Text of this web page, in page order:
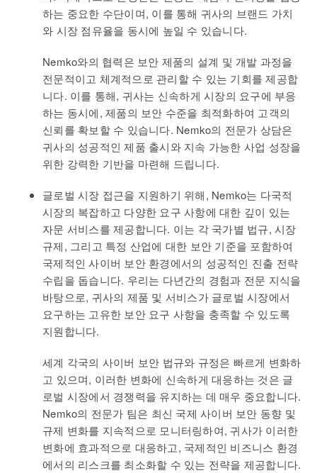
하는 중요한 수단이며, 이를 통해 귀사의 브랜드 가치
와 시장 점유율을 동시에 높일 수 있습니다.
Nemko와의 협력은 보안 제품의 설계 및 개발 과정을
전문적이고 체계적으로 관리할 수 있는 기회를 제공합
니다. 이를 통해, 귀사는 신속하게 시장의 요구에 부응
하는 동시에, 제품의 보안 수준을 최적화하여 고객의
신뢰를 확보할 수 있습니다. Nemko의 전문가 상담은
귀사의 성공적인 제품 출시와 지속 가능한 사업 성장을
위한 강력한 기반을 마련해 드립니다.
글로벌 시장 접근을 지원하기 위해, Nemko는 다국적
시장의 복잡하고 다양한 요구 사항에 대한 깊이 있는
자문 서비스를 제공합니다. 이는 각 국가별 법규, 시장
규제, 그리고 특정 산업에 대한 보안 기준을 포함하여
국제적인 사이버 보안 환경에서의 성공적인 진출 전략
수립을 돕습니다. 우리는 다년간의 경험과 전문 지식을
바탕으로, 귀사의 제품 및 서비스가 글로벌 시장에서
요구하는 고유한 보안 요구 사항을 충족할 수 있도록
지원합니다.
세계 각국의 사이버 보안 법규와 규정은 빠르게 변화하
고 있으며, 이러한 변화에 신속하게 대응하는 것은 글
로벌 시장에서 경쟁력을 유지하는 데 매우 중요합니다.
Nemko의 전문가 팀은 최신 국제 사이버 보안 동향 및
규제 변화를 지속적으로 모니터링하여, 귀사가 이러한
변화에 효과적으로 대응하고, 국제적인 비즈니스 환경
에서의 리스크를 최소화할 수 있는 전략을 제공합니다.